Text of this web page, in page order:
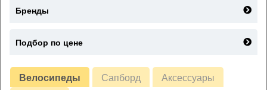
Велосипеды Сапборд
Аксессуары
Бренды
Подбор по цене